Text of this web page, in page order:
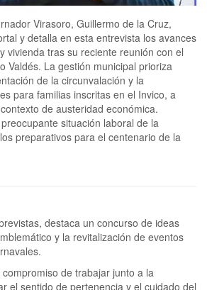
Virasoro, Guillermo de la Cruz,
y detalla en esta entrevista los avances
vivienda tras su reciente reunión con el
Valdés. La gestión municipal prioriza
de la circunvalación y la
para familias inscritas en el Invico, a
de austeridad económica.
situación laboral de la
preparativos para el centenario de la
destaca un concurso de ideas
y la revitalización de eventos
de trabajar junto a la
el sentido de pertenencia y el cuidado del